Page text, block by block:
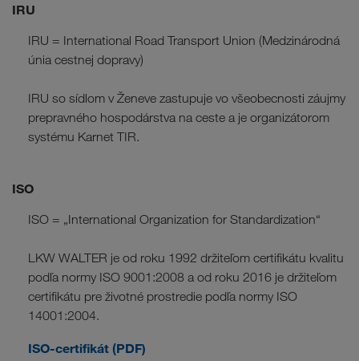
IRU
IRU = International Road Transport Union (Medzinárodná
únia cestnej dopravy)
IRU so sídlom v Ženeve zastupuje vo všeobecnosti záujmy
prepravného hospodárstva na ceste a je organizátorom
systému Karnet TIR.
ISO
ISO = „International Organization for Standardization“
LKW WALTER je od roku 1992 držiteľom certifikátu kvalitu
podľa normy ISO 9001:2008 a od roku 2016 je držiteľom
certifikátu pre životné prostredie podľa normy ISO
14001:2004.
ISO-certifikát (PDF)